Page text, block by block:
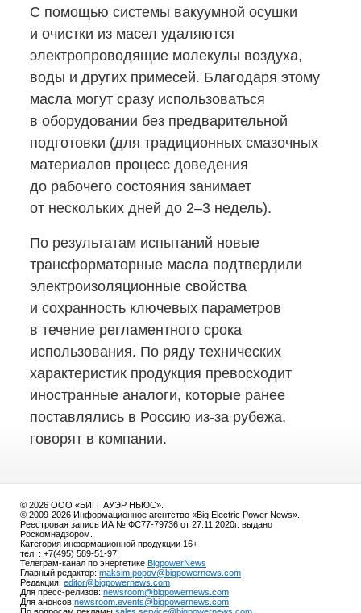
С помощью системы вакуумной осушки
и очистки из масел удаляются
электропроводящие молекулы воздуха,
воды и других примесей. Благодаря этому
масла могут сразу использоваться
в оборудовании без предварительной
подготовки (для традиционных смазочных
материалов процесс доведения
до рабочего состояния занимает
от нескольких дней до 2–3 недель).
По результатам испытаний новые
трансформаторные масла подтвердили
электроизоляционные свойства
и сохранность ключевых параметров
в течение регламентного срока
использования. По ряду технических
характеристик продукция превосходит
иностранные аналоги, которые ранее
поставлялись в Россию из-за рубежа,
говорят в компании.
© 2026 ООО «БИГПАУЭР НЬЮС».
© 2009-2026 Информационное агентство «Big Electric Power News».
Реестровая запись ИА № ФС77-79736 от 27.11.2020г. выдано
Роскомнадзором.
Категория информационной продукции 16+
тел. : +7(495) 589-51-97.
Телеграм-канал по энергетике BigpowerNews
Главный редактор: maksim.popov@bigpowernews.com
Редакция: editor@bigpowernews.com
Для пресс-релизов: newsroom@bigpowernews.com
Для анонсов:newsroom.events@bigpowernews.com